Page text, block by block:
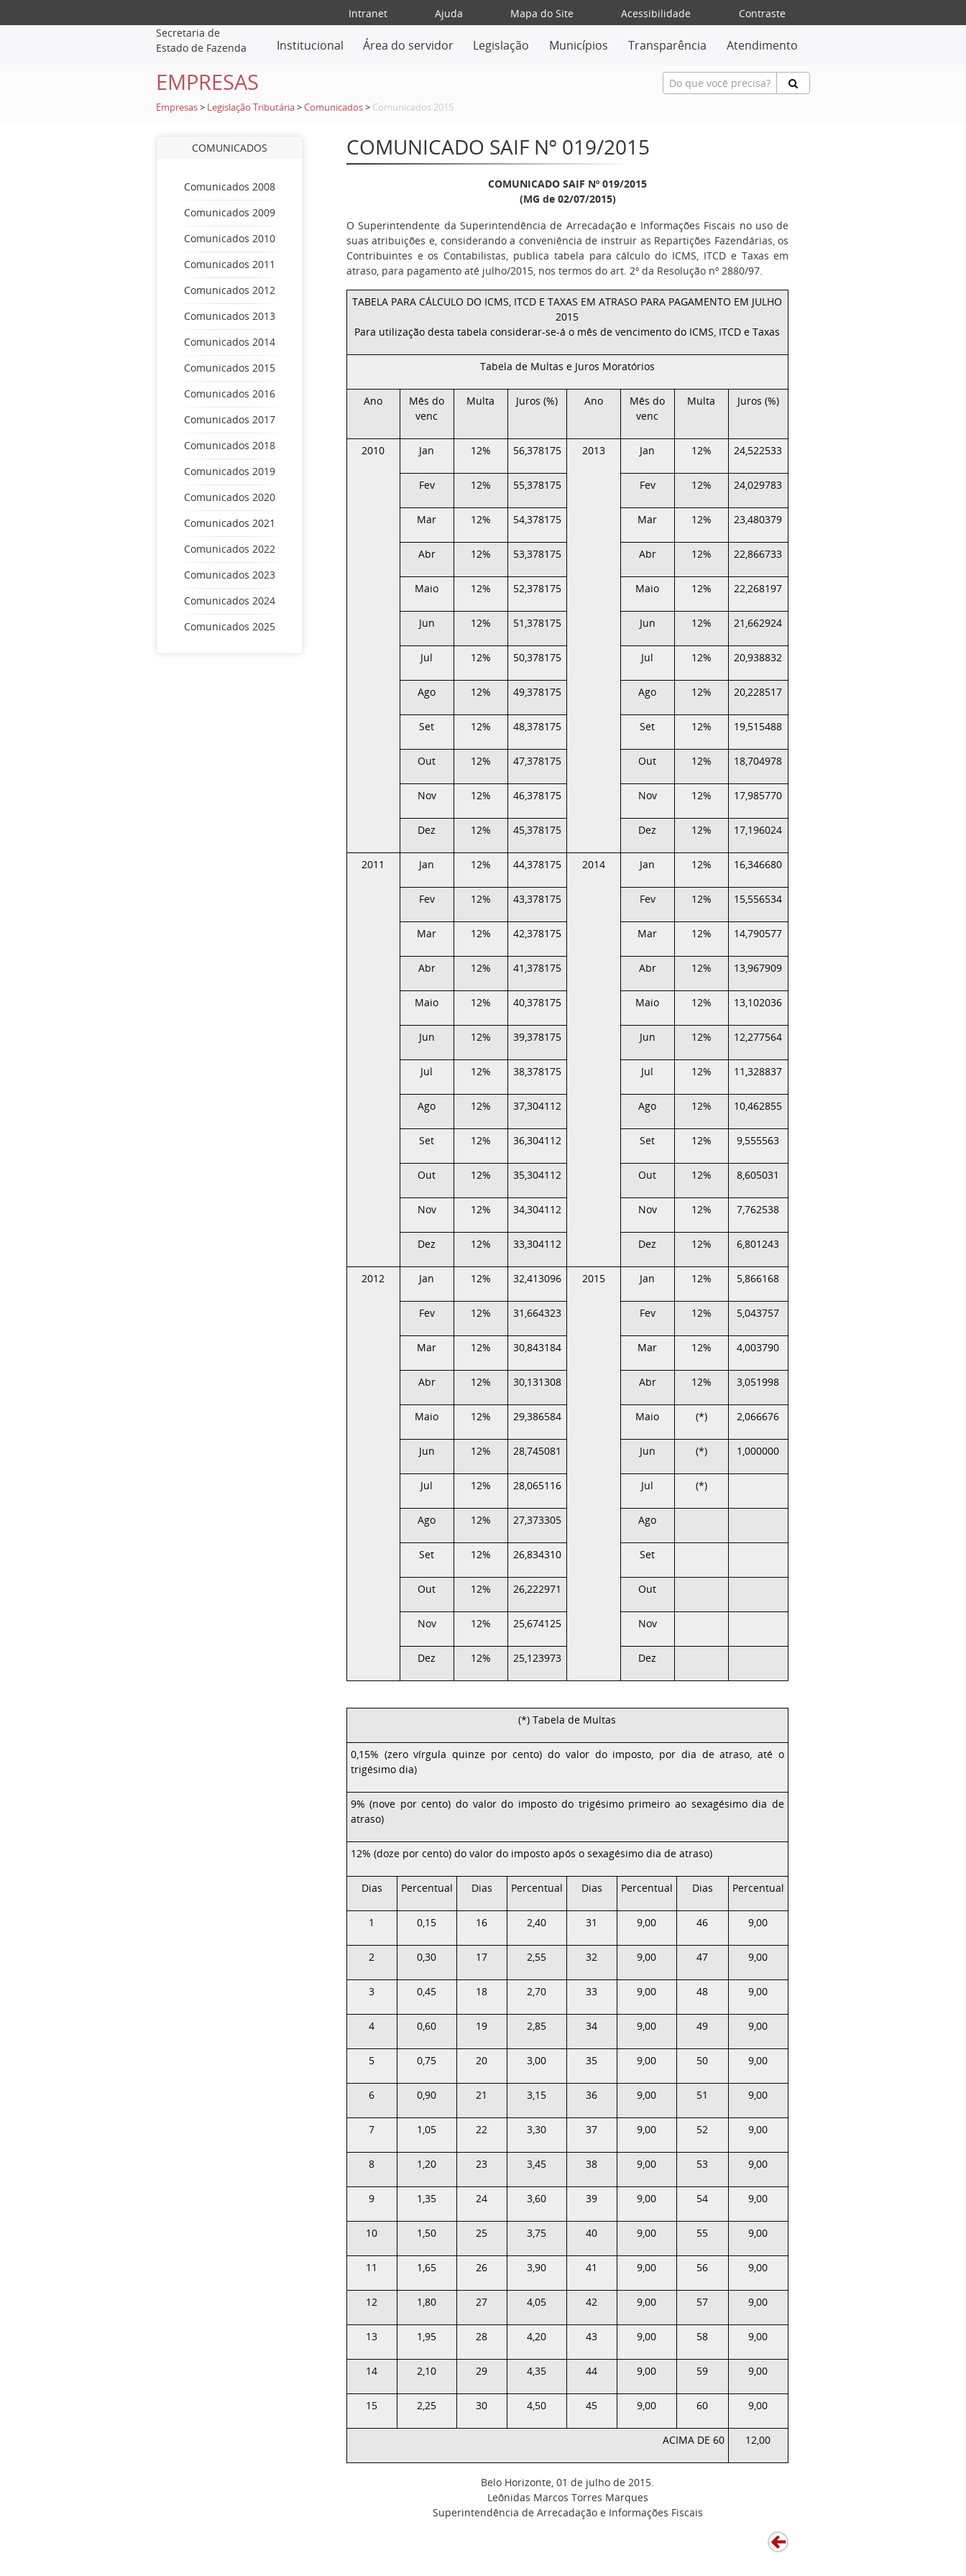
Intranet Ajuda Mapa do Site Acessibilidade
Contraste
Secretaria de
Estado de Fazenda
Institucional Área do servidor Legislação Municípios Transparência Atendimento
EMPRESAS
Empresas > Legislação Tributária >Comunicados > Comunicados 2015
COMUNICADOS
Comunicados 2008
Comunicados 2009
Comunicados 2010
Comunicados 2011
Comunicados 2012
Comunicados 2013
Comunicados 2014
Comunicados 2015
Comunicados 2016
Comunicados 2017
Comunicados 2018
Comunicados 2019
Comunicados 2020
Comunicados 2021
Comunicados 2022
Comunicados 2023
Comunicados 2024
Comunicados 2025
COMUNICADO SAIF Nº 019/2015
COMUNICADO SAIF Nº 019/2015
(MG de 02/07/2015)
O Superintendente da Superintendência de Arrecadação e Informações Fiscais no uso de
suas atribuições e, considerando a conveniência de instruir as Repartições Fazendárias, os
Contribuintes e os Contabilistas, publica tabela para cálculo do ICMS, ITCD e Taxas em
atraso, para pagamento até julho/2015, nos termos do art. 2º da Resolução nº 2880/97.
TABELA PARA CÁLCULO DO ICMS, ITCD E TAXAS EM ATRASO PARA PAGAMENTO EM JULHO
2015
Para utilização desta tabela considerar-se-á o mês de vencimento do ICMS, ITCD e Taxas
Tabela de Multas e Juros Moratórios
Ano
Mês do
venc
Multa Juros (%) Ano
Mês do
venc
Multa Juros (%)
2010 Jan 12% 56,378175 2013 Jan 12% 24,522533
Fev 12% 55,378175 Fev 12% 24,029783
Mar 12% 54,378175 Mar 12% 23,480379
Abr 12% 53,378175 Abr 12% 22,866733
Maio 12% 52,378175 Maio 12% 22,268197
Jun 12% 51,378175 Jun 12% 21,662924
Jul 12% 50,378175 Jul 12% 20,938832
Ago 12% 49,378175 Ago 12% 20,228517
Set 12% 48,378175 Set 12% 19,515488
Out 12% 47,378175 Out 12% 18,704978
Nov 12% 46,378175 Nov 12% 17,985770
Dez 12% 45,378175 Dez 12% 17,196024
2011 Jan 12% 44,378175 2014 Jan 12% 16,346680
Fev 12% 43,378175 Fev 12% 15,556534
Mar 12% 42,378175 Mar 12% 14,790577
Abr 12% 41,378175 Abr 12% 13,967909
Maio 12% 40,378175 Maio 12% 13,102036
Jun 12% 39,378175 Jun 12% 12,277564
Jul 12% 38,378175 Jul 12% 11,328837
Ago 12% 37,304112 Ago 12% 10,462855
Set 12% 36,304112 Set 12% 9,555563
Out 12% 35,304112 Out 12% 8,605031
Nov 12% 34,304112 Nov 12% 7,762538
Dez 12% 33,304112 Dez 12% 6,801243
2012 Jan 12% 32,413096 2015 Jan 12% 5,866168
Fev 12% 31,664323 Fev 12% 5,043757
Mar 12% 30,843184 Mar 12% 4,003790
Abr 12% 30,131308 Abr 12% 3,051998
Maio 12% 29,386584 Maio (*) 2,066676
Jun 12% 28,745081 Jun (*) 1,000000
Jul 12% 28,065116 Jul (*)
Ago 12% 27,373305 Ago
Set 12% 26,834310 Set
Out 12% 26,222971 Out
Nov 12% 25,674125 Nov
Dez 12% 25,123973 Dez
(*) Tabela de Multas
0,15% (zero vírgula quinze por cento) do valor do imposto, por dia de atraso, até o
trigésimo dia)
9% (nove por cento) do valor do imposto do trigésimo primeiro ao sexagésimo dia de
atraso)
12% (doze por cento) do valor do imposto após o sexagésimo dia de atraso)
Dias Percentual Dias Percentual Dias Percentual Dias Percentual
1 0,15 16 2,40 31 9,00 46 9,00
2 0,30 17 2,55 32 9,00 47 9,00
3 0,45 18 2,70 33 9,00 48 9,00
4 0,60 19 2,85 34 9,00 49 9,00
5 0,75 20 3,00 35 9,00 50 9,00
6 0,90 21 3,15 36 9,00 51 9,00
7 1,05 22 3,30 37 9,00 52 9,00
8 1,20 23 3,45 38 9,00 53 9,00
9 1,35 24 3,60 39 9,00 54 9,00
10 1,50 25 3,75 40 9,00 55 9,00
11 1,65 26 3,90 41 9,00 56 9,00
12 1,80 27 4,05 42 9,00 57 9,00
13 1,95 28 4,20 43 9,00 58 9,00
14 2,10 29 4,35 44 9,00 59 9,00
15 2,25 30 4,50 45 9,00 60 9,00
ACIMA DE 60 12,00
Belo Horizonte, 01 de julho de 2015.
Leônidas Marcos Torres Marques
Superintendência de Arrecadação e Informações Fiscais